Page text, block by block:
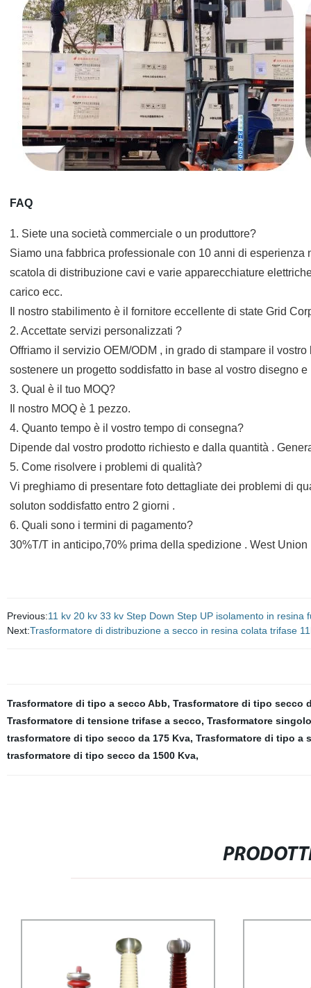
FAQ
1. Siete una società commerciale o un produttore?
Siamo una fabbrica professionale con 10 anni di
scatola di distribuzione cavi e varie apparecchiature
carico ecc.
Il nostro stabilimento è il fornitore eccellente di state Grid
2. Accettate servizi personalizzati ?
Offriamo il servizio OEM/ODM , in grado di stampare il
sostenere un progetto soddisfatto in base al vostro disegno e
3. Qual è il tuo MOQ?
Il nostro MOQ è 1 pezzo.
4. Quanto tempo è il vostro tempo di consegna?
Dipende dal vostro prodotto richiesto e dalla quantità .
5. Come risolvere i problemi di qualità?
Vi preghiamo di presentare foto dettagliate dei problemi di
soluton soddisfatto entro 2 giorni .
6. Quali sono i termini di pagamento?
30%T/T in anticipo,70% prima della spedizione . West
Previous:11 kv 20 kv 33 kv Step Down Step UP isolamento in
Next:Trasformatore di distribuzione a secco in resina colata trifase
Trasformatore di tipo a secco Abb, Trasformatore di tipo secco
Trasformatore di tensione trifase a secco, Trasformatore
trasformatore di tipo secco da 175 Kva, Trasformatore di tipo a
trasformatore di tipo secco da 1500 Kva,